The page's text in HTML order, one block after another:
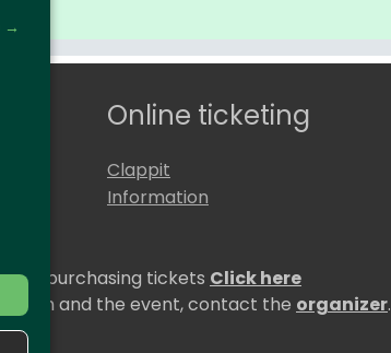
Online ticketing
Clappit
Information
in purchasing tickets Click here
and the event, contact the organizer.
→